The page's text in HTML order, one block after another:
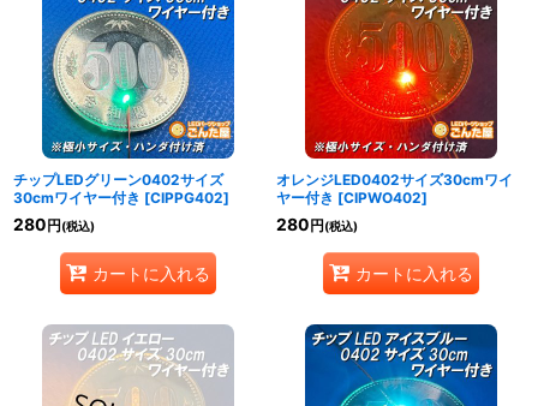
チップLEDグリーン0402サイズ
30cmワイヤー付き [CIPPG402]
280 円 (税込)
カートに入れる
オレンジLED0402サイズ30cmワイ
ヤー付き [CIPWO402]
280 円 (税込)
カートに入れる